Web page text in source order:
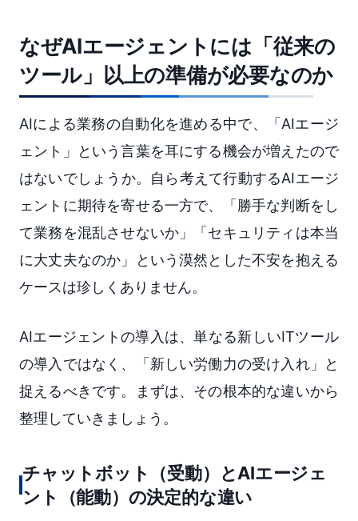
なぜAIエージェントには「従来の
ツール」以上の準備が必要なのか
AIによる業務の自動化を進める中で、「AIエージ
ェント」という言葉を耳にする機会が増えたので
はないでしょうか。自ら考えて行動するAIエージ
ェントに期待を寄せる一方で、「勝手な判断をし
て業務を混乱させないか」「セキュリティは本当
に大丈夫なのか」という漠然とした不安を抱える
ケースは珍しくありません。
AIエージェントの導入は、単なる新しいITツール
の導入ではなく、「新しい労働力の受け入れ」と
捉えるべきです。まずは、その根本的な違いから
整理していきましょう。
チャットボット（受動）とAIエージェ
ント（能動）の決定的な違い